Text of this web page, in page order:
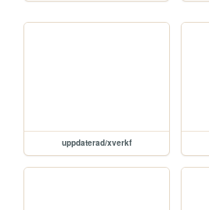
uppdaterad/xverkf